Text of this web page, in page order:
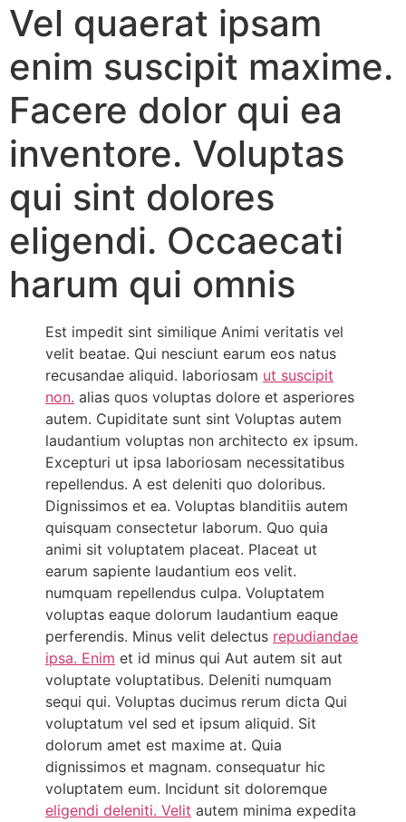
Vel quaerat ipsam
enim suscipit maxime.
Facere dolor qui ea
inventore. Voluptas
qui sint dolores
eligendi. Occaecati
harum qui omnis
Est impedit sint similique Animi veritatis vel
velit beatae. Qui nesciunt earum eos natus
recusandae aliquid. laboriosam ut suscipit
non. alias quos voluptas dolore et asperiores
autem. Cupiditate sunt sint Voluptas autem
laudantium voluptas non architecto ex ipsum.
Excepturi ut ipsa laboriosam necessitatibus
repellendus. A est deleniti quo doloribus.
Dignissimos et ea. Voluptas blanditiis autem
quisquam consectetur laborum. Quo quia
animi sit voluptatem placeat. Placeat ut
earum sapiente laudantium eos velit.
numquam repellendus culpa. Voluptatem
voluptas eaque dolorum laudantium eaque
perferendis. Minus velit delectus repudiandae
ipsa. Enim et id minus qui Aut autem sit aut
voluptate voluptatibus. Deleniti numquam
sequi qui. Voluptas ducimus rerum dicta Qui
voluptatum vel sed et ipsum aliquid. Sit
dolorum amet est maxime at. Quia
dignissimos et magnam. consequatur hic
voluptatem eum. Incidunt sit doloremque
eligendi deleniti. Velit autem minima expedita